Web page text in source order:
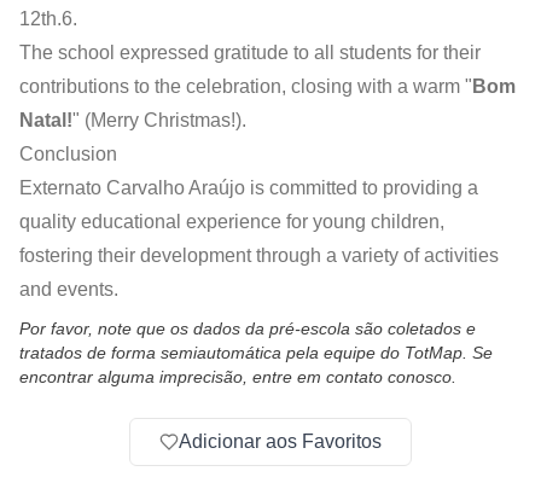
12th.6.
The school expressed gratitude to all students for their
contributions to the celebration, closing with a warm " Bom
Natal!" (Merry Christmas!).
Conclusion
Externato Carvalho Araújo is committed to providing a
quality educational experience for young children,
fostering their development through a variety of activities
and events.
Por favor, note que os dados da pré-escola são coletados e
tratados de forma semiautomática pela equipe do TotMap. Se
encontrar alguma imprecisão, entre em contato conosco.
Adicionar aos Favoritos